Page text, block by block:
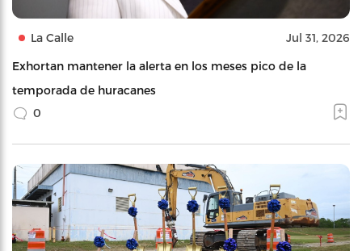
La Calle Jul 31, 2026
Exhortan mantener la alerta en los meses pico de la
temporada de huracanes
0